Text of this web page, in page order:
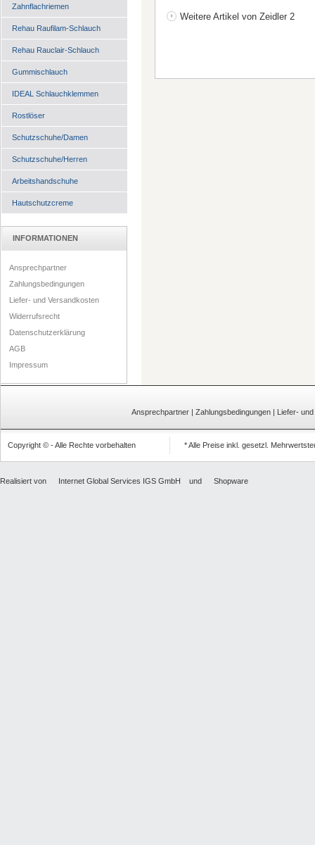
Zahnflachriemen
Rehau Raufilam-Schlauch
Rehau Rauclair-Schlauch
Gummischlauch
IDEAL Schlauchklemmen
Rostlöser
Schutzschuhe/Damen
Schutzschuhe/Herren
Arbeitshandschuhe
Hautschutzcreme
INFORMATIONEN
Ansprechpartner
Zahlungsbedingungen
Liefer- und Versandkosten
Widerrufsrecht
Datenschutzerklärung
AGB
Impressum
Weitere Artikel von Zeidler 2
Ansprechpartner | Zahlungsbedingungen | Liefer-
Copyright © - Alle Rechte vorbehalten * Alle Preise inkl. gesetzl.
Realisiert von Internet Global Services IGS GmbH und Shopware